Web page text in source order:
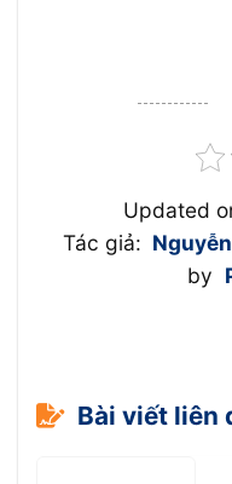
Updated
Tác giả:
by
Bài viết liên